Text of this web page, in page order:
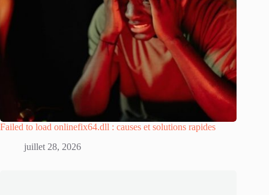
Failed to load onlinefix64.dll : causes et solutions rapides
juillet 28, 2026